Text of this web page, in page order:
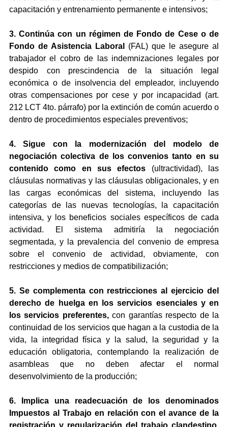
capacitación y entrenamiento permanente e intensivos;
3. Continúa con un régimen de Fondo de Cese o de
Fondo de Asistencia Laboral
(FAL) que le asegure al
trabajador el cobro de las indemnizaciones legales por
despido con prescindencia de la situación legal
económica o de insolvencia del empleador, incluyendo
otras compensaciones por cese y por incapacidad (art.
212 LCT 4to. párrafo) por la extinción de común acuerdo o
dentro de procedimientos especiales preventivos;
4. Sigue con la modernización del modelo de
negociación colectiva de los convenios tanto en su
contenido como en sus efectos (ultractividad), las
cláusulas normativas y las cláusulas obligacionales, y en
las cargas económicas del sistema, incluyendo las
categorías de las nuevas tecnologías, la capacitación
intensiva, y los beneficios sociales específicos de cada
actividad. El sistema admitiría la negociación
segmentada, y la prevalencia del convenio de empresa
sobre el convenio de actividad, obviamente, con
restricciones y medios de compatibilización;
5. Se complementa con restricciones al ejercicio del
derecho de huelga en los servicios esenciales y en
los servicios preferentes, con garantías respecto de la
continuidad de los servicios que hagan a la custodia de la
vida, la integridad física y la salud, la seguridad y la
educación obligatoria, contemplando la realización de
asambleas que no deben afectar el normal
desenvolvimiento de la producción;
6. Implica una readecuación de los denominados
Impuestos al Trabajo en relación con el avance de la
registración y regularización del trabajo clandestino,